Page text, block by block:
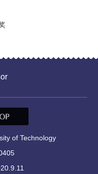
of Technology
.9.11